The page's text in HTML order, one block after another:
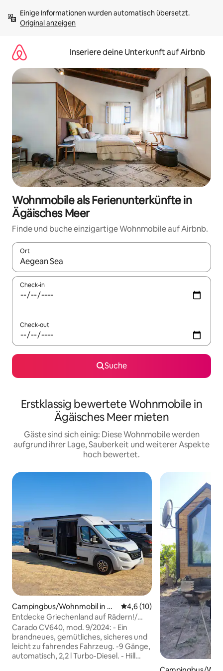
Inhalten
springenOriginal anzeigen
Inseriere deine Unterkunft auf Airbnb
Wohnmobile als Ferienunterkünfte in
Ägäisches Meer
Finde und buche einzigartige Wohnmobile auf Airbnb.
Ort
Wenn Ergebnisse verfügbar sind, navigiere mit den
Check-in
Check-out
Suche
Erstklassig bewertete Wohnmobile in
Ägäisches Meer mieten
Gäste sind sich einig: Diese Wohnmobile werden
aufgrund ihrer Lage, Sauberkeit und weiterer Aspekte
hoch bewertet.
Campingbus/Wohnmobil in Gl
yfada
Durchschnittliche
4,6 (10)
Entdecke Griechenland auf Rädern!/
Miete einen Campervan - Wohnmobil
Carado CV640, mod. 9/2024: - Ein
brandneues, gemütliches, sicheres und
leicht zu fahrendes Fahrzeug. -9 Gänge,
automatisch, 2,2 l Turbo-Diesel. - Hill